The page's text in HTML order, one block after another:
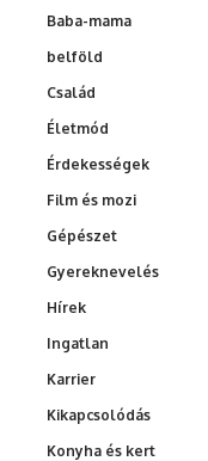
Baba-mama
belföld
Család
Életmód
Érdekességek
Film és mozi
Gépészet
Gyereknevelés
Hírek
Ingatlan
Karrier
Kikapcsolódás
Konyha és kert